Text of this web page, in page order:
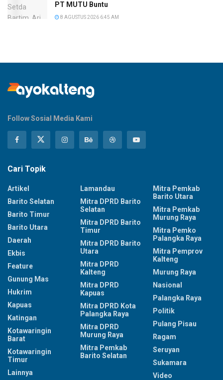
PT MUTU Buntu
8 AGUSTUS 2026 6:45 AM
Follow Sosial Media Kami
Cari Topik
Artikel
Barito Selatan
Barito Timur
Barito Utara
Daerah
Ekbis
Feature
Gunung Mas
Hukrim
Kapuas
Katingan
Kotawaringin
Barat
Kotawaringin
Timur
Lainnya
Lamandau
Mitra DPRD Barito
Selatan
Mitra DPRD Barito
Timur
Mitra DPRD Barito
Utara
Mitra DPRD
Kalteng
Mitra DPRD
Kapuas
Mitra DPRD Kota
Palangka Raya
Mitra DPRD
Murung Raya
Mitra Pemkab
Barito Selatan
Mitra Pemkab
Barito Utara
Mitra Pemkab
Murung Raya
Mitra Pemko
Palangka Raya
Mitra Pemprov
Kalteng
Murung Raya
Nasional
Palangka Raya
Politik
Pulang Pisau
Ragam
Seruyan
Sukamara
Video